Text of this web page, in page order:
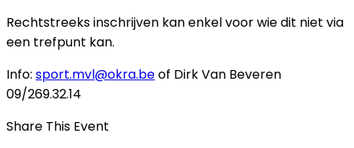
Rechtstreeks inschrijven kan enkel voor wie dit niet via
een trefpunt kan.
Info: sport.mvl@okra.beof Dirk Van Beveren
09/269.32.14
Share This Event